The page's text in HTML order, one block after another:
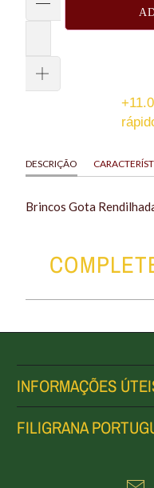
DESCRIÇÃO
Brincos Gota
INFORMAÇÕES
FILIGRANA